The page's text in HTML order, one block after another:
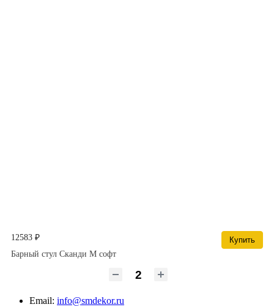
12583 ₽
Купить
Барный стул Сканди M софт
Email: info@smdekor.ru